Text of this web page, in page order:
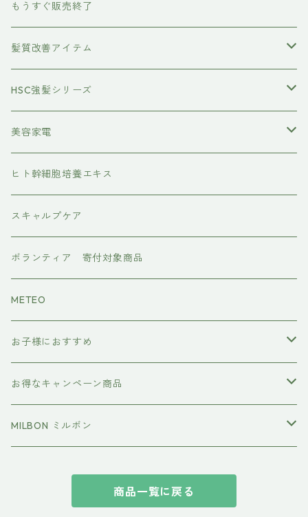
除毛クリーム
育毛ケア
養毛剤
フェイスケア
犬用
もうすぐ販売終了
髪質改善アイテム
トステアケア
レブリン酸ケア
水素トリートメント
プレックスケア
CMCケア
HSC強髪シリーズ
アイラッシュ
美容家電
ヘアアイロン
マグネット
ドライヤー
ワンダム
ヒト幹細胞培養エキス
スキャルプケア
ボランティア 寄付対象商品
METEO
お子様におすすめ
イクエイブ キッズ プリンセス
お得なキャンペーン商品
おすすめセット
MILBON ミルボン
suwae（スワエ） 髪の柔軟剤
商品一覧に戻る